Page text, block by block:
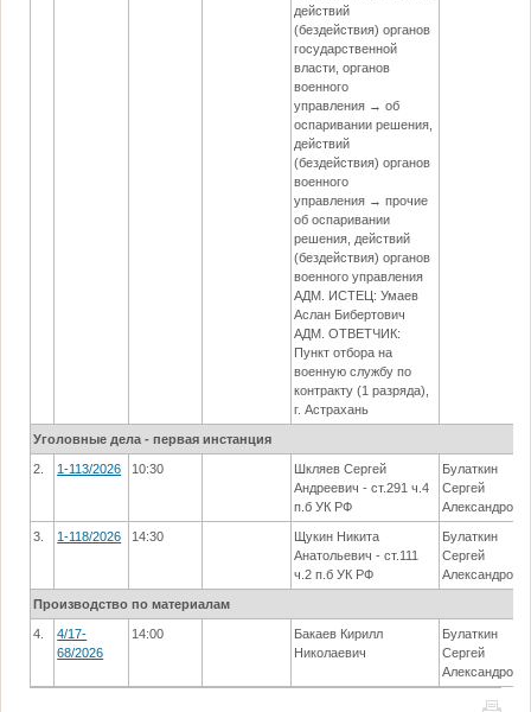
действий
(бездействия) органов
государственной
власти, органов
военного
управления → об
оспаривании решения,
действий
(бездействия) органов
военного
управления → прочие
об оспаривании
решения, действий
(бездействия) органов
военного управления
АДМ. ИСТЕЦ: Умаев
Аслан Бибертович
АДМ. ОТВЕТЧИК:
Пункт отбора на
военную службу по
контракту (1 разряда),
г. Астрахань
Уголовные дела - первая инстанция
2. 1-113/2026 10:30
Шкляев Сергей
Андреевич - ст.291 ч.4
п.б УК РФ
Булаткин
Сергей
3. 1-118/2026 14:30
Щукин Никита
Анатольевич - ст.111
ч.2 п.б УК РФ
Булаткин
Сергей
Производство по материалам
4.
4/17-
68/2026
14:00
Бакаев Кирилл
Николаевич
Булаткин
Сергей